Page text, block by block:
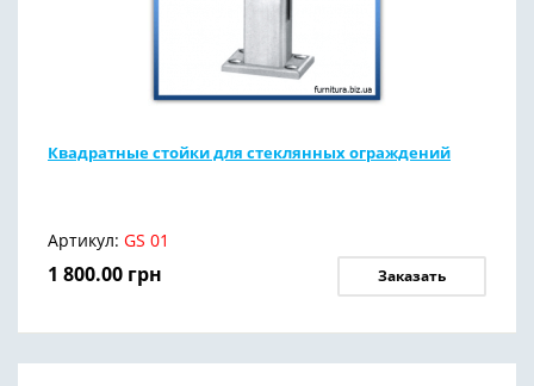
Квадратные стойки для стеклянных ограждений
Артикул: GS 01
1 800.00 грн Заказать